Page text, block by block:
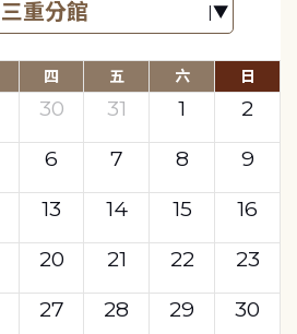
四 五 六 日
30 31 1
2
6 7 8
9
13 14 15
16
20 21 22
23
27 28 29
30